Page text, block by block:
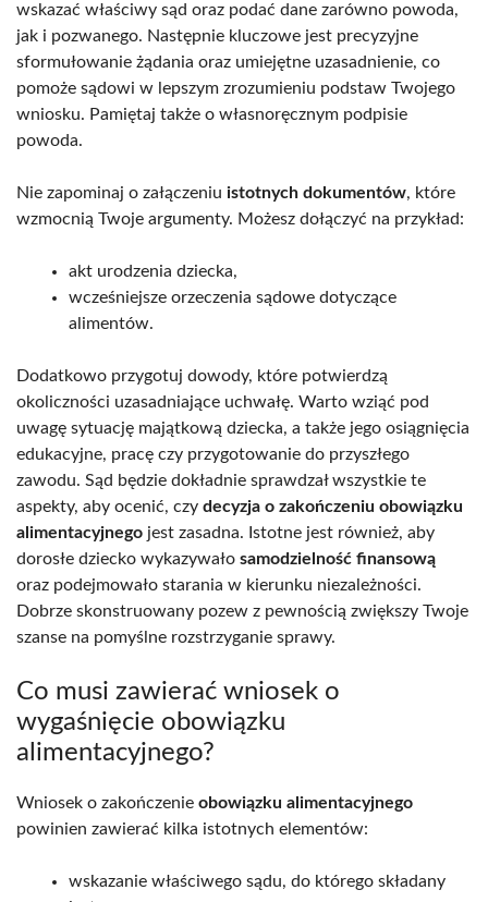
wskazać właściwy sąd oraz podać dane zarówno powoda,
jak i pozwanego. Następnie kluczowe jest precyzyjne
sformułowanie żądania oraz umiejętne uzasadnienie, co
pomoże sądowi w lepszym zrozumieniu podstaw Twojego
wniosku. Pamiętaj także o własnoręcznym podpisie
powoda.
Nie zapominaj o załączeniu istotnych dokumentów, które
wzmocnią Twoje argumenty. Możesz dołączyć na przykład:
akt urodzenia dziecka,
wcześniejsze orzeczenia sądowe dotyczące
alimentów.
Dodatkowo przygotuj dowody, które potwierdzą
okoliczności uzasadniające uchwałę. Warto wziąć pod
uwagę sytuację majątkową dziecka, a także jego osiągnięcia
edukacyjne, pracę czy przygotowanie do przyszłego
zawodu. Sąd będzie dokładnie sprawdzał wszystkie te
aspekty, aby ocenić, czy decyzja o zakończeniu obowiązku
alimentacyjnego jest zasadna. Istotne jest również, aby
dorosłe dziecko wykazywało samodzielność finansową
oraz podejmowało starania w kierunku niezależności.
Dobrze skonstruowany pozew z pewnością zwiększy Twoje
szanse na pomyślne rozstrzyganie sprawy.
Co musi zawierać wniosek o
wygaśnięcie obowiązku
alimentacyjnego?
Wniosek o zakończenie obowiązku alimentacyjnego
powinien zawierać kilka istotnych elementów:
wskazanie właściwego sądu, do którego składany